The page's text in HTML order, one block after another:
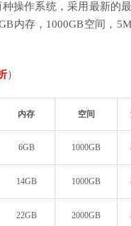
操作系统，采用最新的
内存，1000GB空间，
）
内存 空间
6GB 1000GB
14GB 1000GB
22GB 2000GB